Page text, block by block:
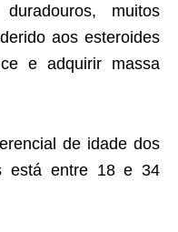
muitos
aos esteroides
e adquirir massa
de idade dos
está entre 18 e 34